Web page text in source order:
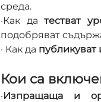
среда.
·Как да тестват
подобряват
· Как да публикуват
Кои са
·Изпращаща и